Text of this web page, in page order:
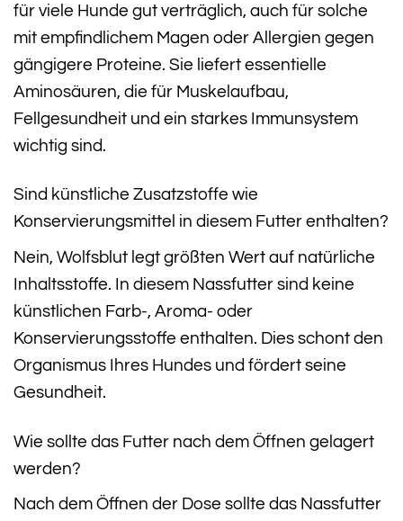
für viele Hunde gut verträglich, auch für solche
mit empfindlichem Magen oder Allergien gegen
gängigere Proteine. Sie liefert essentielle
Aminosäuren, die für Muskelaufbau,
Fellgesundheit und ein starkes Immunsystem
wichtig sind.
Sind künstliche Zusatzstoffe wie
Konservierungsmittel in diesem Futter enthalten?
Nein, Wolfsblut legt größten Wert auf natürliche
Inhaltsstoffe. In diesem Nassfutter sind keine
künstlichen Farb-, Aroma- oder
Konservierungsstoffe enthalten. Dies schont den
Organismus Ihres Hundes und fördert seine
Gesundheit.
Wie sollte das Futter nach dem Öffnen gelagert
werden?
Nach dem Öffnen der Dose sollte das Nassfutter